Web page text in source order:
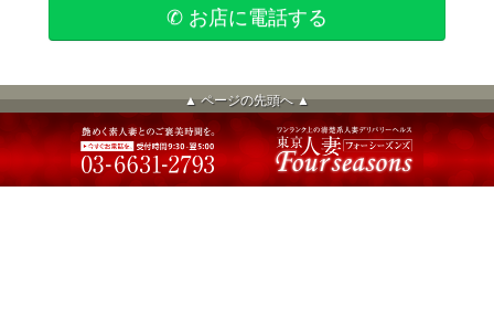
✆ お店に電話する
▲ ページの先頭へ ▲